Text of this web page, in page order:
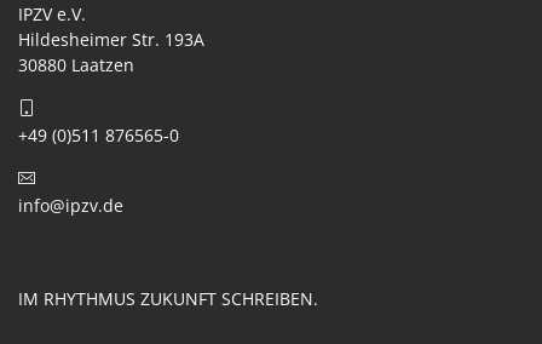
IPZV e.V.
Hildesheimer Str. 193A
30880 Laatzen
+49 (0)511 876565-0
info@ipzv.de
IM RHYTHMUS ZUKUNFT SCHREIBEN.